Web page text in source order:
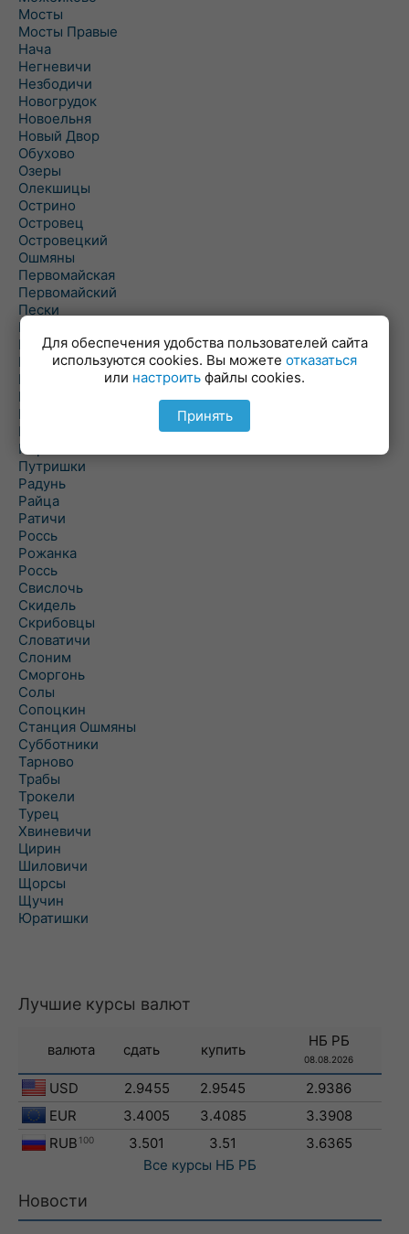
Мосты
Мосты Правые
Нача
Негневичи
Незбодичи
Новогрудок
Новоельня
Новый Двор
Обухово
Озеры
Олекшицы
Острино
Островец
Островецкий
Ошмяны
Первомайская
Первомайский
Пески
Петревичи
Погородно
Пограничный
Подлабенье
Подольцы
Подороск
Поречье
Порозово
Путришки
Радунь
Райца
Ратичи
Роcсь
Рожанка
Россь
Свислочь
Скидель
Скрибовцы
Словатичи
Слоним
Сморгонь
Солы
Сопоцкин
Станция Ошмяны
Субботники
Тарново
Трабы
Трокели
Турец
Хвиневичи
Цирин
Шиловичи
Щорсы
Щучин
Юратишки
Лучшие курсы валют
валюта сдать купить
НБ РБ
08.08.2026
USD 2.9455 2.9545
2.9386
EUR
3.4005 3.4085
3.3908
RUB 100 3.501 3.51
3.6365
Все курсы НБ РБ
Новости
Для обеспечения удобства пользователей сайта
используются cookies. Вы можете отказаться
или настроить файлы cookies.
Принять